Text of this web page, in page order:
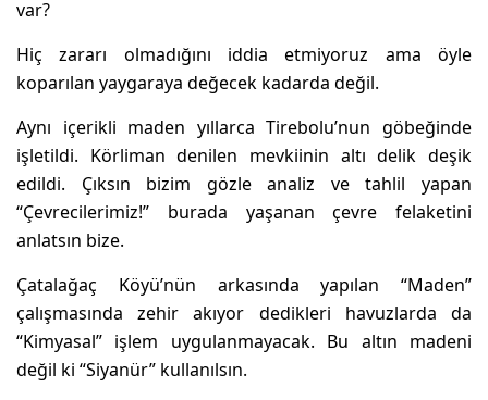
var?
Hiç zararı olmadığını iddia etmiyoruz ama öyle
koparılan yaygaraya değecek kadarda değil.
Aynı içerikli maden yıllarca Tirebolu’nun göbeğinde
işletildi. Körliman denilen mevkiinin altı delik deşik
edildi. Çıksın bizim gözle analiz ve tahlil yapan
“Çevrecilerimiz!” burada yaşanan çevre felaketini
anlatsın bize.
Çatalağaç Köyü’nün arkasında yapılan “Maden”
çalışmasında zehir akıyor dedikleri havuzlarda da
“Kimyasal” işlem uygulanmayacak. Bu altın madeni
değil ki “Siyanür” kullanılsın.